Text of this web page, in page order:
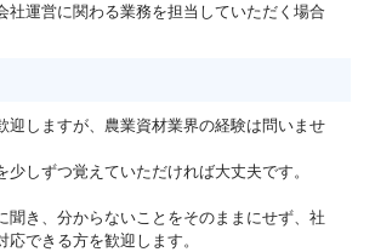
社運営に関わる業務を担当していただく場合
迎しますが、農業資材業界の経験は問いませ
少しずつ覚えていただければ大丈夫です。
聞き、分からないことをそのままにせず、社
応できる方を歓迎します。